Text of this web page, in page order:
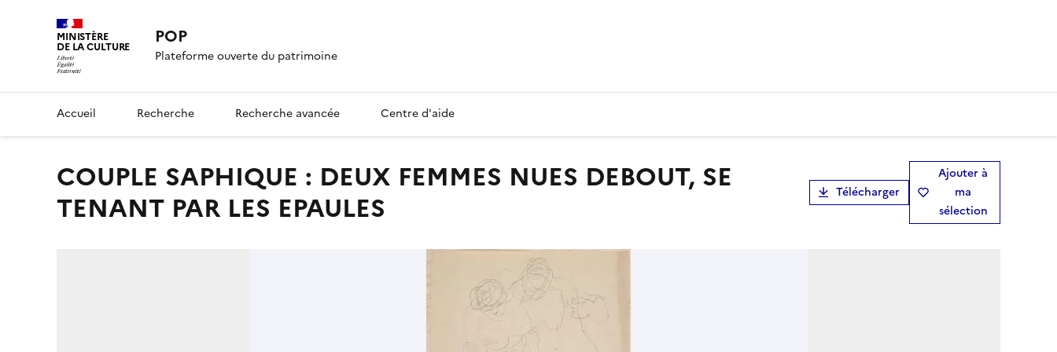
MINISTÈRE
DE LA CULTURE POP
Plateforme ouverte du patrimoine
Accueil Recherche Recherche avancée Centre d'aide
COUPLE SAPHIQUE : DEUX FEMMES NUES DEBOUT, SE
TENANT PAR LES EPAULES
Télécharger
Ajouter à
ma
sélection